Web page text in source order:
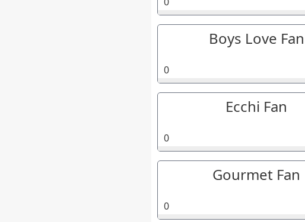
Boys Love Fan
0
Ecchi Fan
0
Gourmet Fan
0